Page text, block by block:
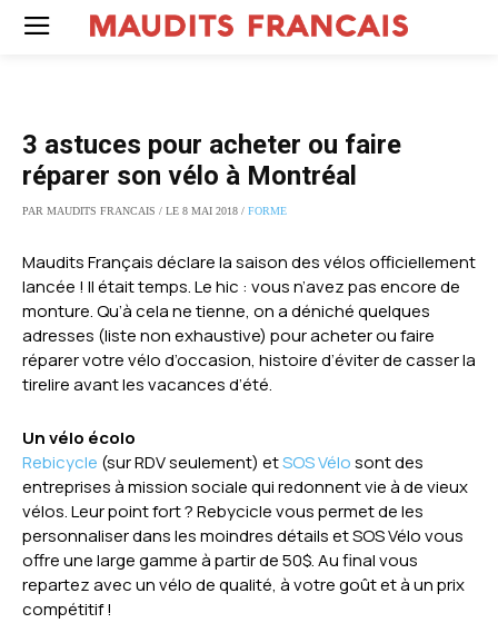
3 astuces pour acheter ou faire
réparer son vélo à Montréal
PAR MAUDITS FRANCAIS / LE 8 MAI 2018 / FORME
Maudits Français déclare la saison des vélos officiellement
lancée ! Il était temps. Le hic : vous n’avez pas encore de
monture. Qu’à cela ne tienne, on a déniché quelques
adresses (liste non exhaustive) pour acheter ou faire
réparer votre vélo d’occasion, histoire d’éviter de casser la
tirelire avant les vacances d’été.
Un vélo écolo
Rebicycle (sur RDV seulement) etSOS Vélosont des
entreprises à mission sociale qui redonnent vie à de vieux
vélos. Leur point fort ? Rebycicle vous permet de les
personnaliser dans les moindres détails et SOS Vélo vous
offre une large gamme à partir de 50$. Au final vous
repartez avec un vélo de qualité, à votre goût et à un prix
compétitif !